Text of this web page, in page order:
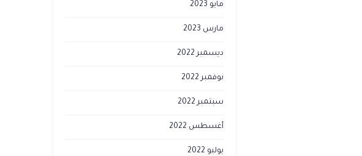
مايو 2023
مارس 2023
ديسمبر 2022
نوفمبر 2022
سبتمبر 2022
أغسطس 2022
يوليو 2022